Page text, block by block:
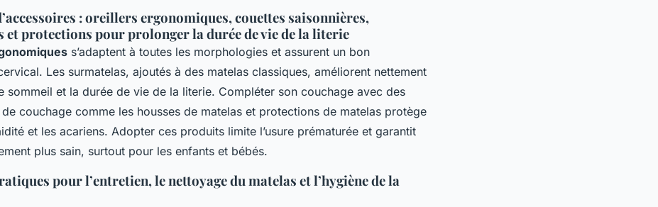
: oreillers ergonomiques, couettes saisonnières,
et protections pour prolonger la durée de vie de la literie
s’adaptent à toutes les morphologies et assurent un bon
Les surmatelas, ajoutés à des matelas classiques, améliorent nettement
sommeil et la durée de vie de la literie. Compléter son couchage avec des
couchage comme les housses de matelas et protections de matelas protège
et les acariens. Adopter ces produits limite l’usure prématurée et garantit
plus sain, surtout pour les enfants et bébés.
pour l’entretien, le nettoyage du matelas et l’hygiène de la